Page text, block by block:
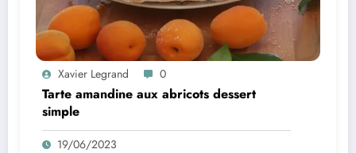
Xavier Legrand 0
Tarte amandine aux abricots dessert
simple
19/06/2023